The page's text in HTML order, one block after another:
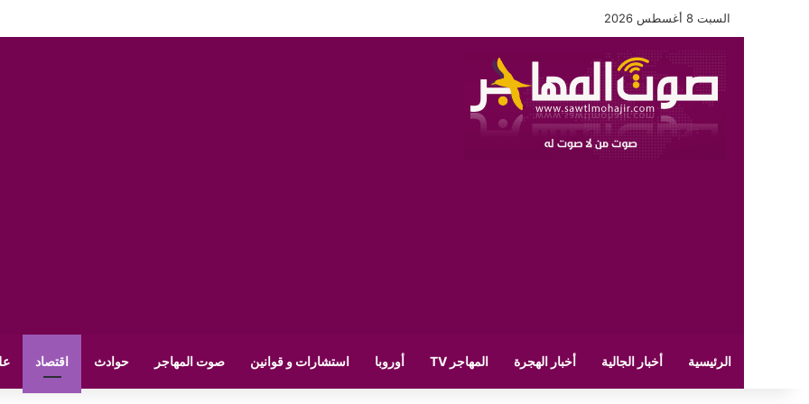
السبت 8 أغسطس 2026
الرئيسية أخبار الجالية أخبار الهجرة المهاجر TV أوروبا استشارات و قوانين صوت المهاجر حوادث اقتصاد